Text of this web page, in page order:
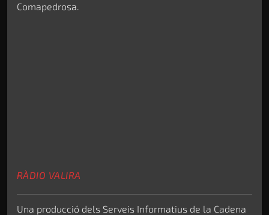
Comapedrosa.
RÀDIO VALIRA
Una producció dels Serveis Informatius de la Cadena